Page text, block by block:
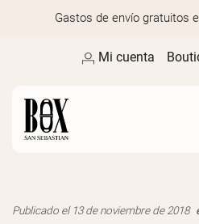
Gastos de envío gratuitos
Mi cuenta
Publicado el 13 de noviembre de 2018